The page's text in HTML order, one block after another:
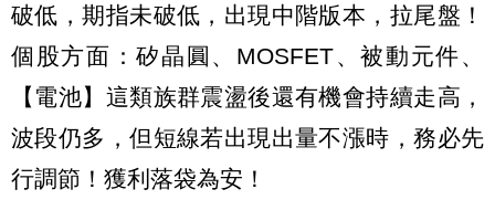
破低，期指未破低，出現中階版本，拉尾盤！
個股方面：矽晶圓、MOSFET、被動元件、
【電池】這類族群震盪後還有機會持續走高，
波段仍多，但短線若出現出量不漲時，務必先
行調節！獲利落袋為安！